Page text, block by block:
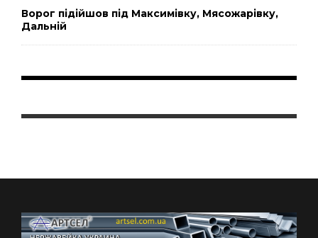
Ворог підійшов під Максимівку, Мясожарівку,
Дальній